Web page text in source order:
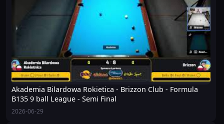
Akademia Bilardowa Rokietica - Brizzon Club - Formula
B135 9 ball League - Semi Final
2026-06-29